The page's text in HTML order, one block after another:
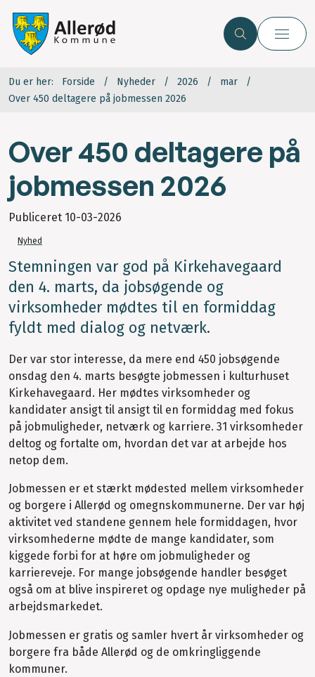
Du er her: Forside Nyheder 2026
mar
Over 450 deltagere på jobmessen 2026
Over 450 deltagere på
jobmessen 2026
Publiceret 10-03-2026
Nyhed
Stemningen var god på Kirkehavegaard
den 4. marts, da jobsøgende og
virksomheder mødtes til en formiddag
fyldt med dialog og netværk.
Der var stor interesse, da mere end 450 jobsøgende
onsdag den 4. marts besøgte jobmessen i kulturhuset
Kirkehavegaard. Her mødtes virksomheder og
kandidater ansigt til ansigt til en formiddag med fokus
på jobmuligheder, netværk og karriere. 31 virksomheder
deltog og fortalte om, hvordan det var at arbejde hos
netop dem.
Jobmessen er et stærkt mødested mellem virksomheder
og borgere i Allerød og omegnskommunerne. Der var høj
aktivitet ved standene gennem hele formiddagen, hvor
virksomhederne mødte de mange kandidater, som
kiggede forbi for at høre om jobmuligheder og
karriereveje. For mange jobsøgende handler besøget
også om at blive inspireret og opdage nye muligheder på
arbejdsmarkedet.
Jobmessen er gratis og samler hvert år virksomheder og
borgere fra både Allerød og de omkringliggende
kommuner.